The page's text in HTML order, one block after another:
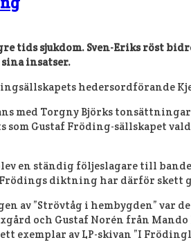
tids sjukdom. Sven-Eriks röst
insatser.
hedersordförande
med Torgny Björks
Gustaf Fröding-sällskapet
en ständig följeslagare till
diktning har därför skett
av ”Strövtåg i hembygden” var
och Gustaf Norén från
exemplar av LP-skivan ”I